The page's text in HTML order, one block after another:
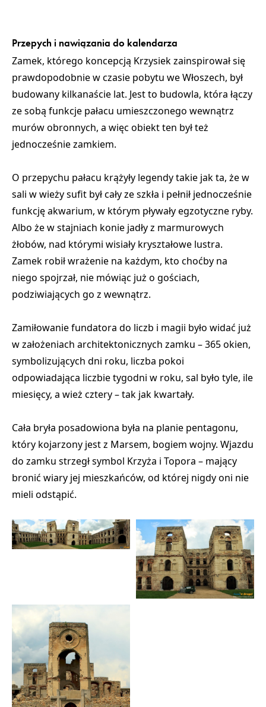
Przepych i nawiązania do kalendarza
Zamek, którego koncepcją Krzysiek zainspirował się
prawdopodobnie w czasie pobytu we Włoszech, był
budowany kilkanaście lat. Jest to budowla, która łączy
ze sobą funkcje pałacu umieszczonego wewnątrz
murów obronnych, a więc obiekt ten był też
jednocześnie zamkiem.
O przepychu pałacu krążyły legendytakie jak ta, że w
sali w wieży sufit był cały ze szkła i pełnił jednocześnie
funkcję akwarium, w którym pływały egzotyczne ryby.
Albo że w stajniach konie jadły z marmurowych
żłobów, nad którymi wisiały kryształowe lustra.
Zamek robił wrażenie na każdym, kto choćby na
niego spojrzał, nie mówiąc już o gościach,
podziwiających go z wewnątrz.
Zamiłowanie fundatora do liczb i magii było widać już
w założeniach architektonicznych zamku – 365 okien,
symbolizujących dni roku, liczba pokoi
odpowiadająca liczbie tygodni w roku, sal było tyle, ile
miesięcy, a wież cztery – tak jak kwartały.
Cała bryła posadowiona była na planie pentagonu,
który kojarzony jest z Marsem, bogiem wojny. Wjazdu
do zamku strzegł symbol Krzyża i Topora – mający
bronić wiary jej mieszkańców, od której nigdy oni nie
mieli odstąpić.